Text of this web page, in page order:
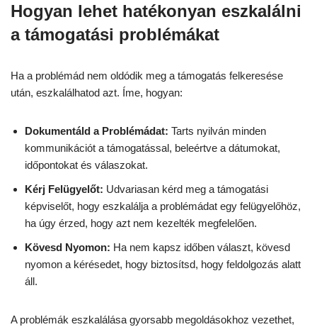
Hogyan lehet hatékonyan eszkalálni
a támogatási problémákat
Ha a problémád nem oldódik meg a támogatás felkeresése
után, eszkalálhatod azt. Íme, hogyan:
Dokumentáld a Problémádat: Tarts nyilván minden
kommunikációt a támogatással, beleértve a dátumokat,
időpontokat és válaszokat.
Kérj Felügyelőt: Udvariasan kérd meg a támogatási
képviselőt, hogy eszkalálja a problémádat egy felügyelőhöz,
ha úgy érzed, hogy azt nem kezelték megfelelően.
Kövesd Nyomon: Ha nem kapsz időben választ, kövesd
nyomon a kérésedet, hogy biztosítsd, hogy feldolgozás alatt
áll.
A problémák eszkalálása gyorsabb megoldásokhoz vezethet,